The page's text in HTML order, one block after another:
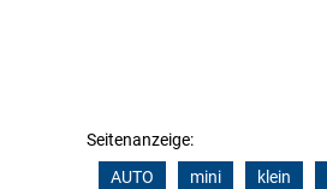
Seitenanzeige:
AUTO
mini klein